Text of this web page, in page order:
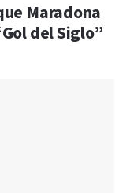
Maradona
del Siglo”